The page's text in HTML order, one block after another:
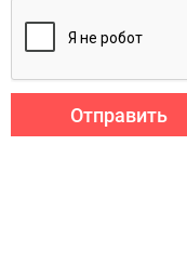
Отправить